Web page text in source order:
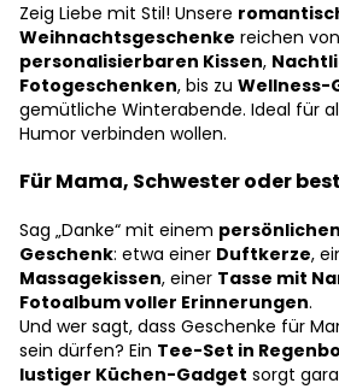
Zeig Liebe mit Stil! Unsere
Weihnachtsgeschenke reichen von
personalisierbaren Kissen,
Fotogeschenken, bis zu Wellness-
gemütliche Winterabende. Ideal für
Humor verbinden wollen.
Für Mama, Schwester oder
Sag „Danke“ mit einem
Geschenk: etwa einer Duftkerze,
Massagekissen, einer Tasse mit
Fotoalbum voller Erinnerungen.
Und wer sagt, dass Geschenke für
sein dürfen? Ein Tee-Set in
lustiger Küchen-Gadget sorgt